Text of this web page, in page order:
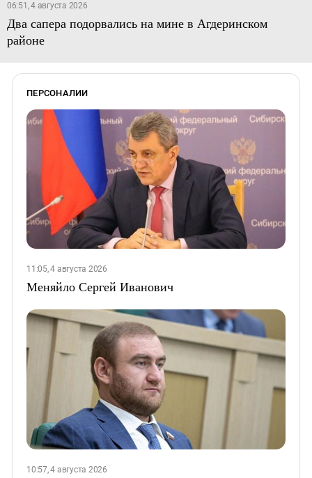
06:51, 4 августа 2026
Два сапера подорвались на мине в Агдеринском
районе
ПЕРСОНАЛИИ
11:05, 4 августа 2026
Меняйло Сергей Иванович
10:57, 4 августа 2026